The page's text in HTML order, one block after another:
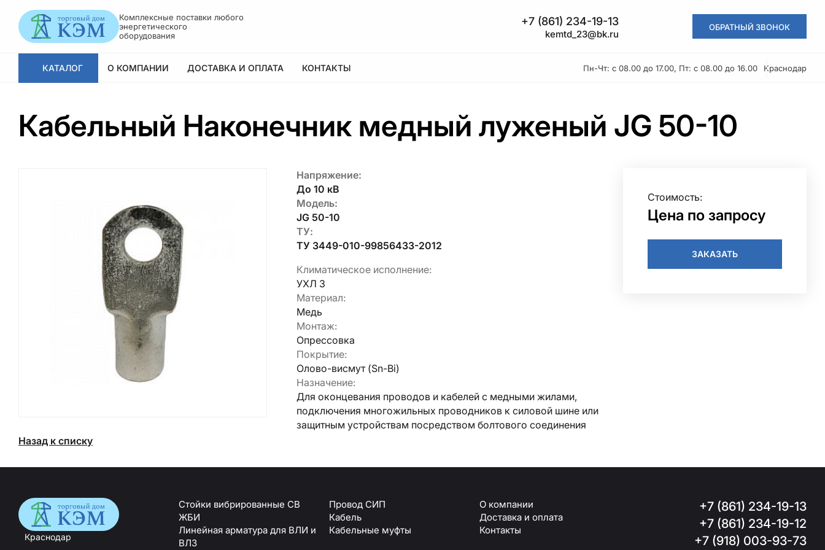
Комплексные поставки любого
энергетического
оборудования
+7 (861) 234-19-13
kemtd_23@bk.ru
ОБРАТНЫЙ ЗВОНОК
КАТАЛОГ О КОМПАНИИ ДОСТАВКА И ОПЛАТА КОНТАКТЫ Пн-Чт: с 08.00 до 17.00, Пт: с 08.00 до 16.00 Краснодар
Кабельный Наконечник медный луженый JG 50-10
Назад к списку
Напряжение:
До 10 кВ
Модель:
JG 50-10
ТУ:
ТУ 3449-010-99856433-2012
Климатическое исполнение:
УХЛ 3
Материал:
Медь
Монтаж:
Опрессовка
Покрытие:
Олово-висмут (Sn-Bi)
Назначение:
Для оконцевания проводов и кабелей с медными жилами,
подключения многожильных проводников к силовой шине или
защитным устройствам посредством болтового соединения
Стоимость:
Цена по запросу
ЗАКАЗАТЬ
Краснодар
Стойки вибрированные СВ
ЖБИ
Линейная арматура для ВЛИ и
ВЛЗ
Провод СИП
Кабель
Кабельные муфты
О компании
Доставка и оплата
Контакты
+7 (861) 234-19-13
+7 (861) 234-19-12
+7 (918) 003-93-73
ОТПРАВИТЬ
+7 (861) 234-19-13
Армавир
Геленджик
Горячий Ключ
Донецк
Краснодар
Кропоткин
Ростов
Симферополь
Ставрополь
Туапсе